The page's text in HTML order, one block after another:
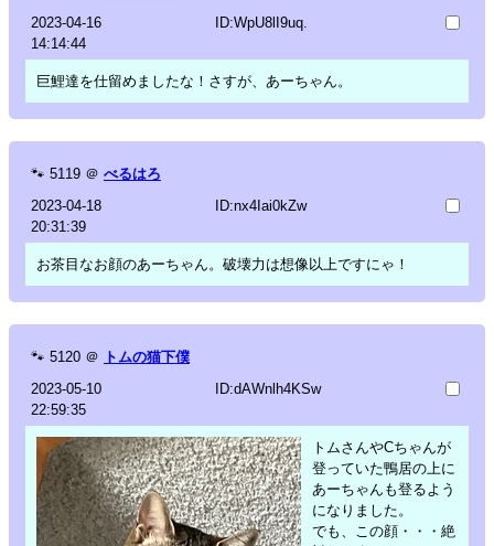
2023-04-16
14:14:44
ID:WpU8lI9uq.
巨鯉達を仕留めましたな！さすが、あーちゃん。
🐾 5119 ＠ べるはろ
2023-04-18
20:31:39
ID:nx4Iai0kZw
お茶目なお顔のあーちゃん。破壊力は想像以上ですにゃ！
🐾 5120 ＠ トムの猫下僕
2023-05-10
22:59:35
ID:dAWnlh4KSw
トムさんやCちゃんが
登っていた鴨居の上に
あーちゃんも登るよう
になりました。
でも、この顔・・・絶